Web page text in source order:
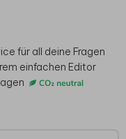
für all deine Fragen
einfachen Editor